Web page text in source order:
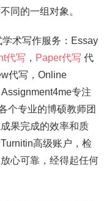
同的一组对象。
术写作服务：Essay
代写 ， Paper代写 代
代写，Online
专注
个专业的博硕教师团
果完成的效率和质
高级账户，检
心可靠，经得起任何